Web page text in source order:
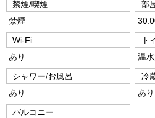
禁煙/喫煙
禁煙
部
Wi-Fi
あり
ト
温
シャワー/お風呂
あり
冷
あり
バルコニー